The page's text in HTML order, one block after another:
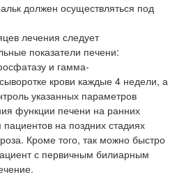
должен осуществляться под
лечения следует
показатели печени:
и гамма-
крови каждые 4 недели, а
указанных параметров
функции печени на ранних
пациентов на поздних стадиях
Кроме того, так можно быстро
с первичным билиарным